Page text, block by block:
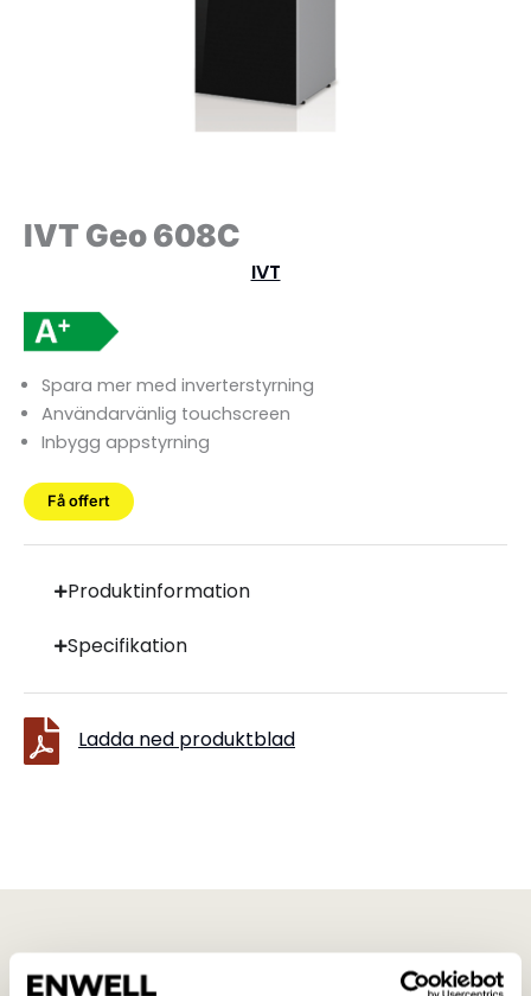
IVT Geo 608C
IVT
Spara mer med inverterstyrning
Användarvänlig touchscreen
Inbygg appstyrning
Få offert
Produktinformation
Specifikation
Ladda ned produktblad